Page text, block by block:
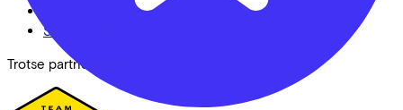
Security & Privacy
Trotse partner van